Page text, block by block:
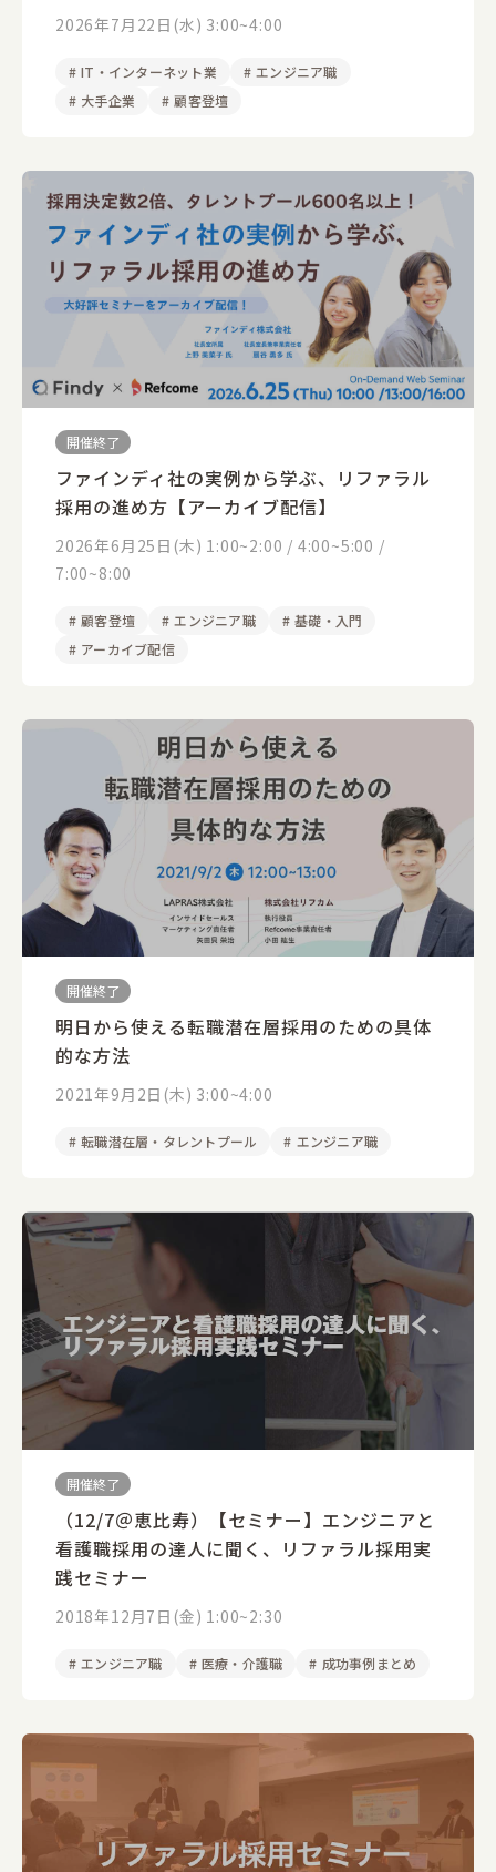
2026年7月22日(水) 3:00~4:00
# IT・インターネット業 # エンジニア職
# 大手企業 # 顧客登壇
開催終了
ファインディ社の実例から学ぶ、リファラル
採用の進め方【アーカイブ配信】
2026年6月25日(木) 1:00~2:00 / 4:00~5:00 /
7:00~8:00
# 顧客登壇 # エンジニア職 # 基礎・入門
# アーカイブ配信
開催終了
明日から使える転職潜在層採用のための具体
的な方法
2021年9月2日(木) 3:00~4:00
# 転職潜在層・タレントプール # エンジニア職
開催終了
（12/7＠恵比寿）【セミナー】エンジニアと
看護職採用の達人に聞く、リファラル採用実
践セミナー
2018年12月7日(金) 1:00~2:30
# エンジニア職 # 医療・介護職 # 成功事例まとめ